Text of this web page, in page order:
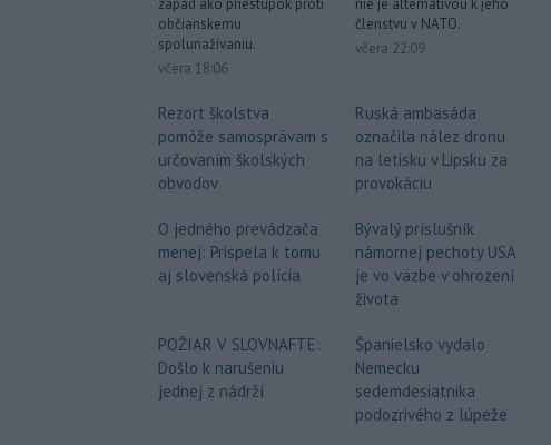
západ ako priestupok proti
občianskemu
spolunažívaniu.
včera 18:06
Rezort školstva
pomôže samosprávam s
určovaním školských
obvodov
O jedného prevádzača
menej: Prispela k tomu
aj slovenská polícia
POŽIAR V SLOVNAFTE:
Došlo k narušeniu
jednej z nádrží
nie je alternatívou k jeho
členstvu v NATO.
včera 22:09
Ruská ambasáda
označila nález dronu
na letisku v Lipsku za
provokáciu
Bývalý príslušník
námornej pechoty USA
je vo väzbe v ohrození
života
Španielsko vydalo
Nemecku
sedemdesiatnika
podozrivého z lúpeže